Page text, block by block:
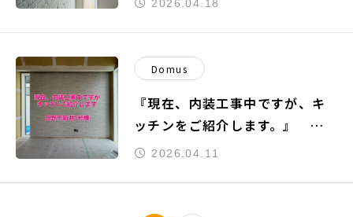
2026.04.18
Domus
『現在、内装工事中ですが、キ
ッチンをご紹介します。』 ～
日野市新井7号棟～
2026.04.11